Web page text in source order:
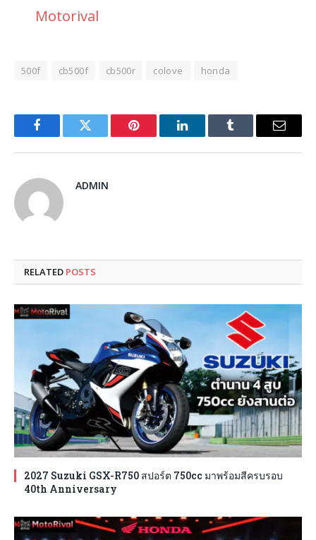
Motorival
500f cb500f cb500r colove honda
FacebookTwitter Pinterest LinkedInTumblr Email
ADMIN
RELATED POSTS
2027 Suzuki GSX-R750 สปอร์ต 750cc มาพร้อมสีครบรอบ
40th Anniversary